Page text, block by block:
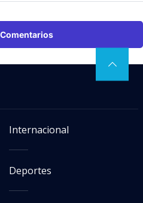
Internacional
Deportes